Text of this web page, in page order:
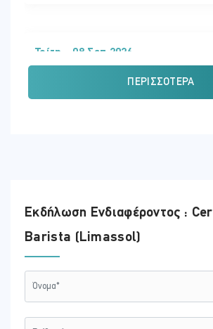
Τρίτη - 08 Σεπ 2026
ΠΕΡΙΣΣΌΤΕΡΑ
Εκδήλωση Ενδιαφέροντος :
Barista (Limassol)